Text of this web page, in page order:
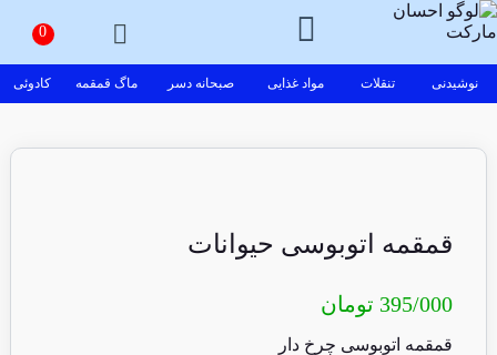
نوشیدنی تنقلات مواد غذایی صبحانه دسر ماگ قمقمه کادوئی
قمقمه اتوبوسی حیوانات
395/000 تومان
قمقمه اتوبوسی چرخ دار